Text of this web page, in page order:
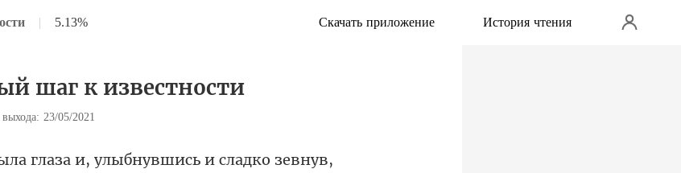
| 5.13% Скачать приложение История чтения
шаг к известности
23/05/2021